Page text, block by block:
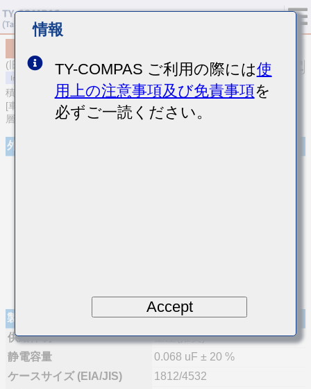
(旧品番 SMK432B7683MMHT)
積層セラミックコンデンサ
[車載ボディ/インフォ＆高信頼用 (AEC-Q200 Qualified) 中高耐圧積
層セラミックコンデンサ]
外観
製品仕様
供給体制
量産(推奨)
静電容量
0.068 uF ± 20 %
ケースサイズ (EIA/JIS)
1812/4532
情報
TY-COMPAS ご利用の際には使
用上の注意事項及び免責事項を
必ずご一読ください。
Accept